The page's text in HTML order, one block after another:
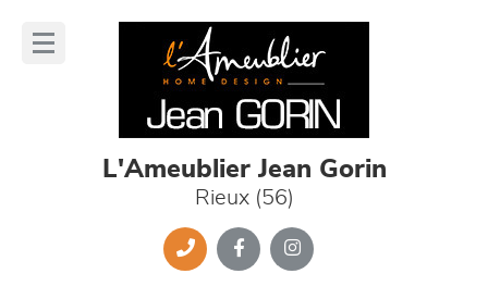
L'Ameublier Jean Gorin
Rieux (56)